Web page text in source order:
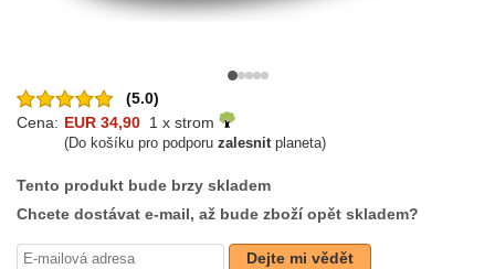
(5.0)
Cena: EUR 34,90 1 x strom
(Do košíku pro podporu zalesnitplaneta)
Tento produkt bude brzy skladem
Chcete dostávat e-mail, až bude zboží opět skladem?
Dejte mi vědět